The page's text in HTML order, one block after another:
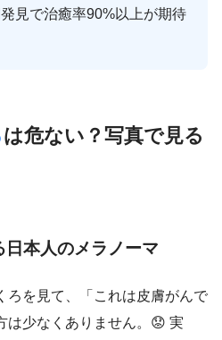
見で治癒率90%以上が期待
は危ない？写真で見る
本人のメラノーマ
ろを見て、「これは皮膚がんで
は少なくありません。😟 実